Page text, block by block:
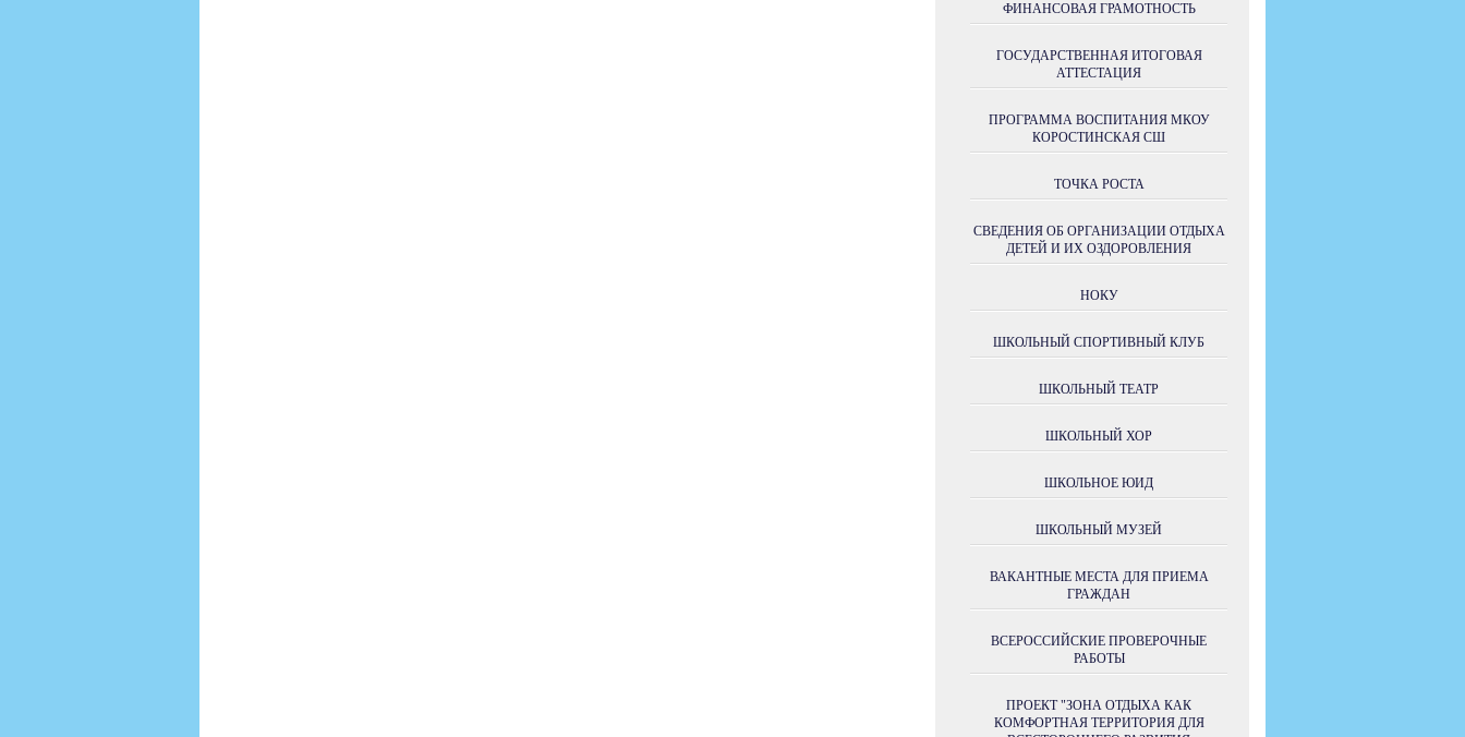
ФИНАНСОВАЯ ГРАМОТНОСТЬ
ГОСУДАРСТВЕННАЯ ИТОГОВАЯ
АТТЕСТАЦИЯ
ПРОГРАММА ВОСПИТАНИЯ МКОУ
КОРОСТИНСКАЯ СШ
ТОЧКА РОСТА
СВЕДЕНИЯ ОБ ОРГАНИЗАЦИИ ОТДЫХА
ДЕТЕЙ И ИХ ОЗДОРОВЛЕНИЯ
НОКУ
ШКОЛЬНЫЙ СПОРТИВНЫЙ КЛУБ
ШКОЛЬНЫЙ ТЕАТР
ШКОЛЬНЫЙ ХОР
ШКОЛЬНОЕ ЮИД
ШКОЛЬНЫЙ МУЗЕЙ
ВАКАНТНЫЕ МЕСТА ДЛЯ ПРИЕМА
ГРАЖДАН
ВСЕРОССИЙСКИЕ ПРОВЕРОЧНЫЕ
РАБОТЫ
ПРОЕКТ "ЗОНА ОТДЫХА КАК
КОМФОРТНАЯ ТЕРРИТОРИЯ ДЛЯ